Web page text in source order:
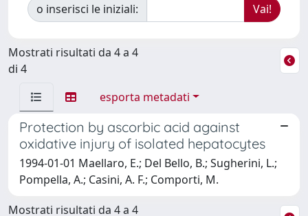
o inserisci le iniziali:
Mostrati risultati da 4 a 4
di 4
esporta metadati
Protection by ascorbic acid against
oxidative injury of isolated hepatocytes
1994-01-01 Maellaro, E.; Del Bello, B.; Sugherini, L.;
Pompella, A.; Casini, A. F.; Comporti, M.
Mostrati risultati da 4 a 4